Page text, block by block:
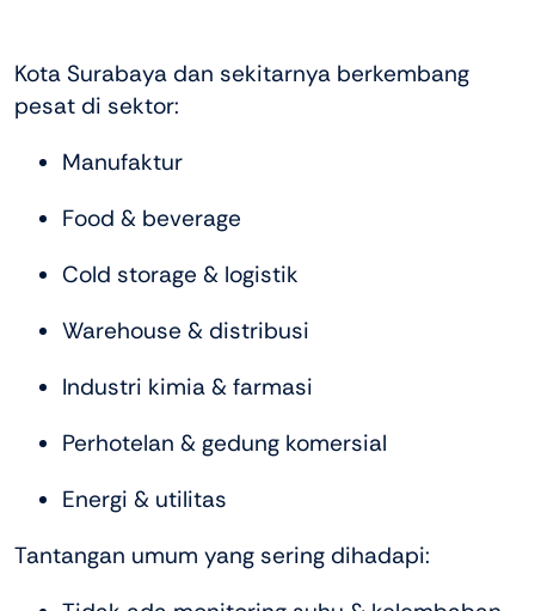
Kota Surabaya dan sekitarnya berkembang
pesat di sektor:
Manufaktur
Food & beverage
Cold storage & logistik
Warehouse & distribusi
Industri kimia & farmasi
Perhotelan & gedung komersial
Energi & utilitas
Tantangan umum yang sering dihadapi: